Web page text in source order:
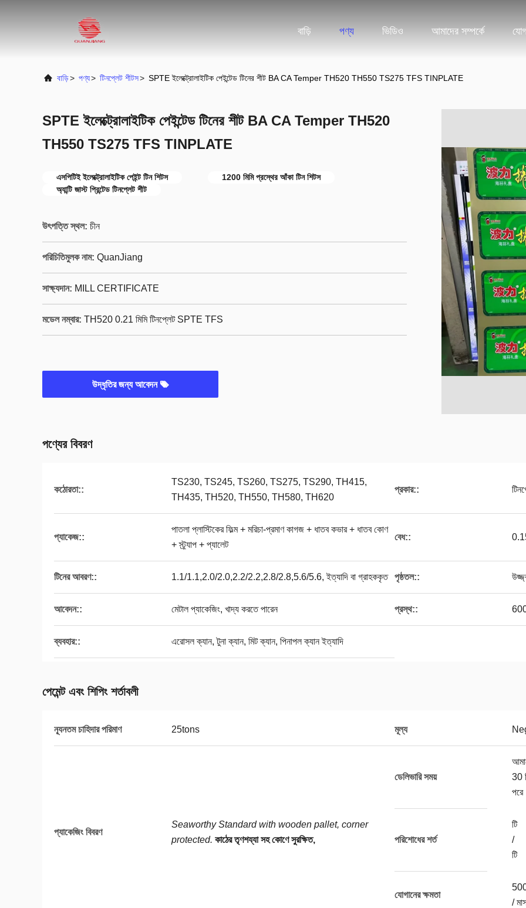
বাড়ি পণ্য ভিডিও আমাদের সম্পর্কে
বাড়ি> পণ্য> টিনপ্লেট শীটস> SPTE ইলেক্ট্রোলাইটিক পেইন্টেড টিনের শীট BA CA Temper TH520 TH550 TS275 TFS TINPLATE
SPTE ইলেক্ট্রোলাইটিক পেইন্টেড টিনের শীট BA CA Temper TH520
TH550 TS275 TFS TINPLATE
এসপিটিই ইলেক্ট্রোলাইটিক পেইন্ট টিন শিটস
1200 মিমি প্রস্থের আঁকা টিন শিটস
অ্যান্টি জাস্ট প্রিন্টেড টিনপ্লেট শীট
উৎপত্তি স্থল: চীন
পরিচিতিমুলক নাম: QuanJiang
সাক্ষ্যদান: MILL CERTIFICATE
মডেল নম্বার: TH520 0.21 মিমি টিনপ্লেট SPTE TFS
উদ্ধৃতির জন্য আবেদন
পণ্যের বিবরণ
কঠোরতা::
TS230, TS245, TS260, TS275, TS290, TH415,
TH435, TH520, TH550, TH580, TH620
প্রকার::
প্যাকেজ::
পাতলা প্লাস্টিকের ফিল্ম + মরিচা-প্রমাণ কাগজ + ধাতব কভার + ধাতব কোণ
+ স্ট্র্যাপ + প্যালেট
বেধ::
টিনের আবরণ:: 1.1/1.1,2.0/2.0,2.2/2.2,2.8/2.8,5.6/5.6, ইত্যাদি বা গ্রাহককৃত পৃষ্ঠতল::
আবেদন:: মেটাল প্যাকেজিং, খাদ্য করতে পারেন প্রস্থ::
ব্যবহার:: এরোসল ক্যান, টুনা ক্যান, মিট ক্যান, পিনাপল ক্যান ইত্যাদি
পেমেন্ট এবং শিপিং শর্তাবলী
ন্যূনতম চাহিদার পরিমাণ 25tons মূল্য
প্যাকেজিং বিবরণ
Seaworthy Standard with wooden pallet, corner
protected. কাঠের তৃণশয্যা সহ কোণে সুরক্ষিত,
ডেলিভারি সময়
30
পরে
পরিশোধের শর্ত
টি
/
টি
যোগানের ক্ষমতা
/